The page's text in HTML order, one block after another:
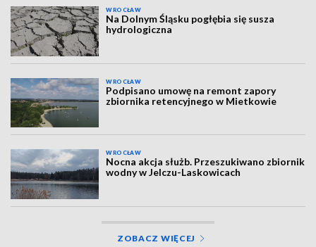
WROCŁAW
Na Dolnym Śląsku pogłębia się susza
hydrologiczna
WROCŁAW
Podpisano umowę na remont zapory
zbiornika retencyjnego w Mietkowie
WROCŁAW
Nocna akcja służb. Przeszukiwano zbiornik
wodny w Jelczu-Laskowicach
ZOBACZ WIĘCEJ